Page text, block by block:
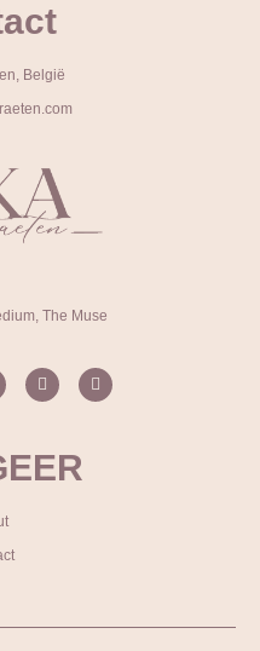
België
The Muse